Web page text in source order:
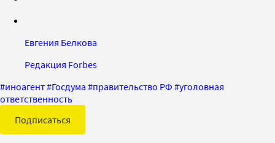
Евгения Белкова
Редакция Forbes
#иноагент#Госдума #правительство РФ #уголовная
ответственность
Подписаться